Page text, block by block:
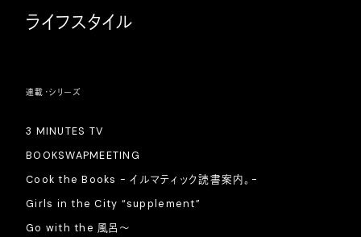
ライフスタイル
連載・シリーズ
3 MINUTES TV
BOOKSWAPMEETING
Cook the Books - イルマティック読書案内。-
Girls in the City “supplement”
Go with the 風呂〜